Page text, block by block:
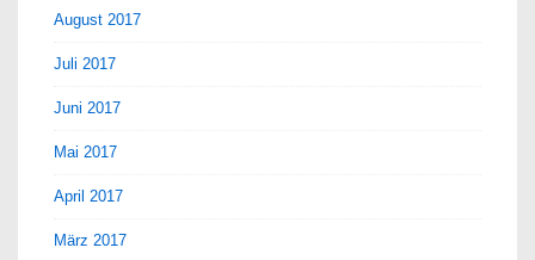
August 2017
Juli 2017
Juni 2017
Mai 2017
April 2017
März 2017